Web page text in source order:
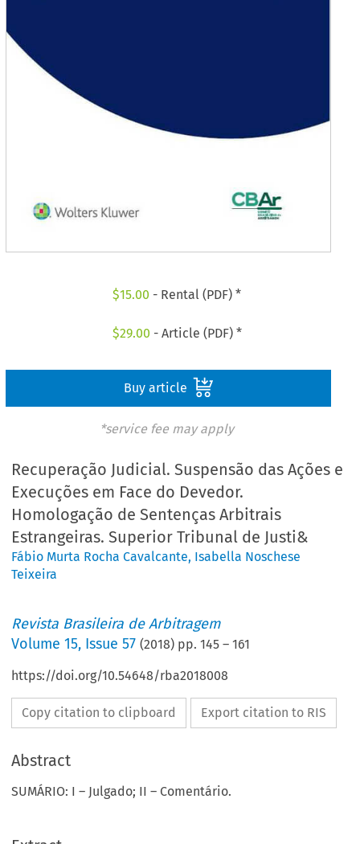
$15.00 - Rental (PDF) *
$29.00 - Article (PDF) *
Buy article
*service fee may apply
Recuperação Judicial. Suspensão das Ações e
Execuções em Face do Devedor.
Homologação de Sentenças Arbitrais
Estrangeiras. Superior Tribunal de Justi&
Fábio Murta Rocha Cavalcante, Isabella Noschese
Teixeira
Revista Brasileira de Arbitragem
Volume15, Issue 57 (2018) pp.145 –161
https://doi.org/10.54648/rba2018008
Copy citation to clipboard Export citation to RIS
Abstract
SUMÁRIO: I – Julgado; II – Comentário.